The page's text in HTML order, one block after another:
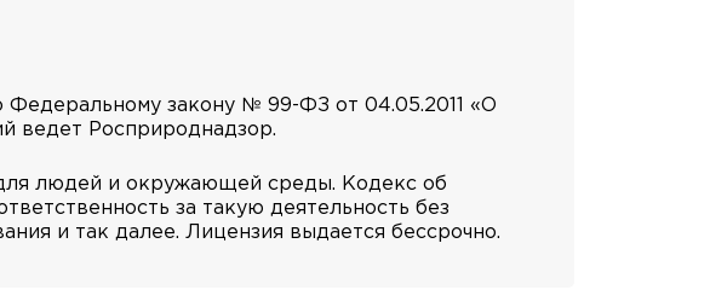
Федеральному закону № 99-ФЗ от 04.05.2011 «О
ведет Росприроднадзор.
людей и окружающей среды. Кодекс об
за такую деятельность без
и так далее. Лицензия выдается бессрочно.